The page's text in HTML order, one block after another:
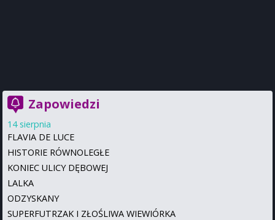
Zapowiedzi
14 sierpnia
FLAVIA DE LUCE
HISTORIE RÓWNOLEGŁE
KONIEC ULICY DĘBOWEJ
LALKA
ODZYSKANY
SUPERFUTRZAK I ZŁOŚLIWA WIEWIÓRKA